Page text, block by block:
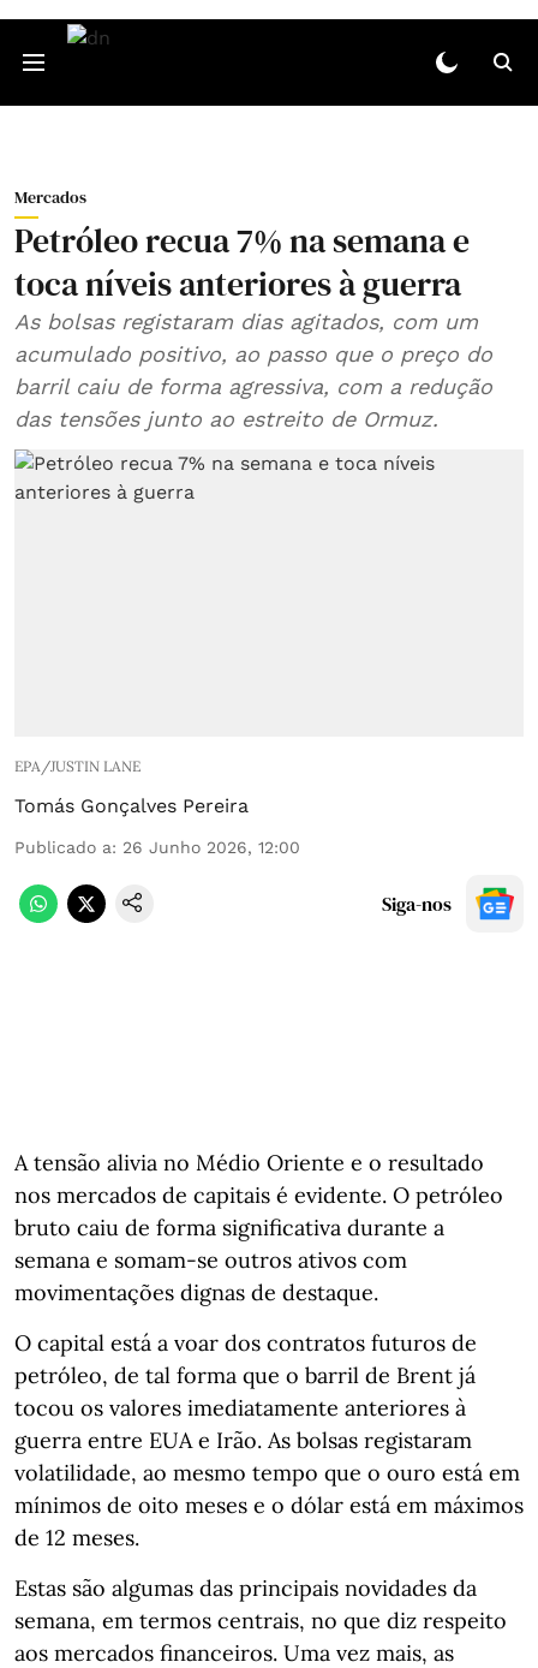
Mercados
Petróleo recua 7% na semana e
toca níveis anteriores à guerra
As bolsas registaram dias agitados, com um
acumulado positivo, ao passo que o preço do
barril caiu de forma agressiva, com a redução
das tensões junto ao estreito de Ormuz.
EPA/JUSTIN LANE
Tomás Gonçalves Pereira
Publicado a: 26 Junho 2026, 12:00
Siga-nos
A tensão alivia no Médio Oriente e o resultado
nos mercados de capitais é evidente. O petróleo
bruto caiu de forma significativa durante a
semana e somam-se outros ativos com
movimentações dignas de destaque.
O capital está a voar dos contratos futuros de
petróleo, de tal forma que o barril de Brent já
tocou os valores imediatamente anteriores à
guerra entre EUA e Irão. As bolsas registaram
volatilidade, ao mesmo tempo que o ouro está em
mínimos de oito meses e o dólar está em máximos
de 12 meses.
Estas são algumas das principais novidades da
semana, em termos centrais, no que diz respeito
aos mercados financeiros. Uma vez mais, as